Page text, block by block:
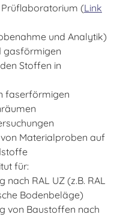
(Link
und Analytik)
gasförmigen
Stoffen in
faserförmigen
Materialproben auf
für:
nach RAL UZ (z.B. RAL
Bodenbeläge)
von Baustoffen nach